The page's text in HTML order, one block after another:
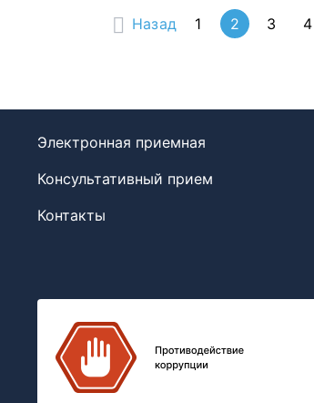
Назад 1 2 3 4
Электронная приемная
Консультативный прием
Контакты